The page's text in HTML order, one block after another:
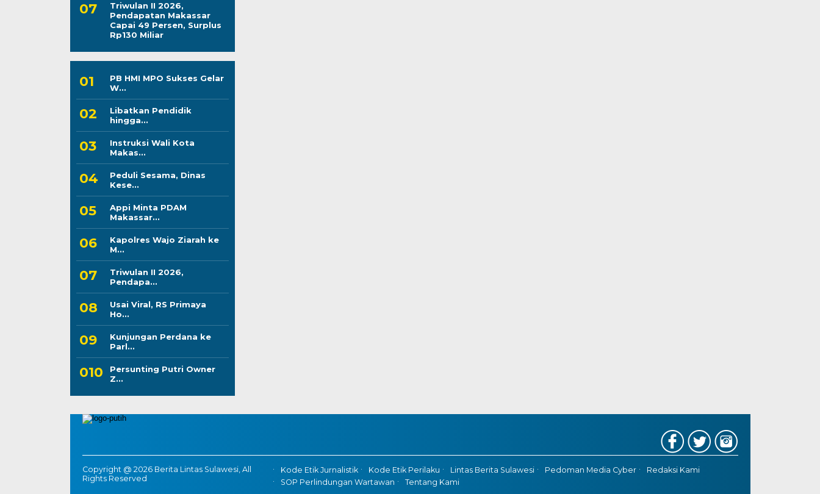
Triwulan II 2026,
Pendapatan Makassar
Capai 49 Persen, Surplus
Rp130 Miliar
PB HMI MPO Sukses Gelar
W...
Libatkan Pendidik
hingga...
Instruksi Wali Kota
Makas...
Peduli Sesama, Dinas
Kese...
Appi Minta PDAM
Makassar...
Kapolres Wajo Ziarah ke
M...
Triwulan II 2026,
Pendapa...
Usai Viral, RS Primaya
Ho...
Kunjungan Perdana ke
Parl...
Persunting Putri Owner
Z...
Copyright @ 2026 Berita Lintas Sulawesi, All
Rights Reserved
Kode Etik Jurnalistik Kode Etik Perilaku Lintas Berita Sulawesi Pedoman Media Cyber
Redaksi Kami
SOP Perlindungan Wartawan
Tentang Kami